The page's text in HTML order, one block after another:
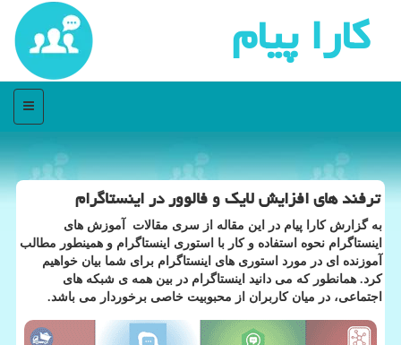
كارا پیام
منو
ترفند های افزایش لایك و فالوور در اینستاگرام
به گزارش كارا پیام در این مقاله از سری مقالات آموزش های
اینستاگرام نحوه استفاده و كار با استوری اینستاگرام و همینطور مطالب
آموزنده ای در مورد استوری های اینستاگرام برای شما بیان خواهیم
كرد. همانطور كه می دانید اینستاگرام در بین همه ی شبكه های
اجتماعی، در میان كاربران از محبوبیت خاصی برخوردار می باشد.